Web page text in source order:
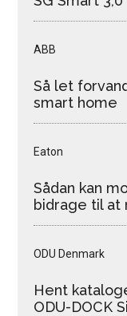
ABB
Så let
smart home
Eaton
Sådan kan
bidrage til at
ODU Denmark
Hent
ODU-DOCK